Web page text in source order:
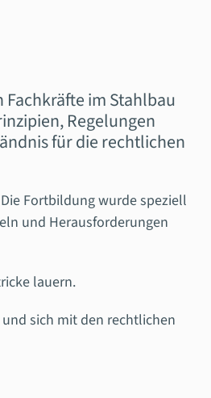
im Stahlbau
Regelungen
für die rechtlichen
Die Fortbildung wurde speziell
und Herausforderungen
lauern.
sich mit den rechtlichen